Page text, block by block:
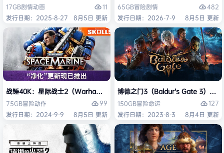
17GB剧情动画
11
发行日期：2025-8-27
8月5日 更新
65GB冒险剧情
482
发行日期：2026-7-9
8月5日 更新
战锤40K：星际战士2（Warhammer 40,000: Space Marine 2）免安装
75GB冒险动作
99
发行日期：2024-9-9
8月5日 更新
博德之门3（Baldur’s Gate 3）免安
150GB冒险命运
127
发行日期：2023-8-3
8月4日 更新